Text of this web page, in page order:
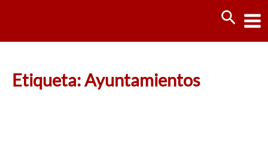
Etiqueta: Ayuntamientos